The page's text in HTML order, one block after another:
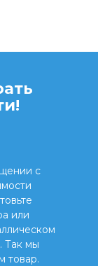
с
или
Так мы
товар.